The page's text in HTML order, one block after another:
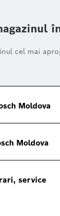
cel mai
Moldova
Moldova
service